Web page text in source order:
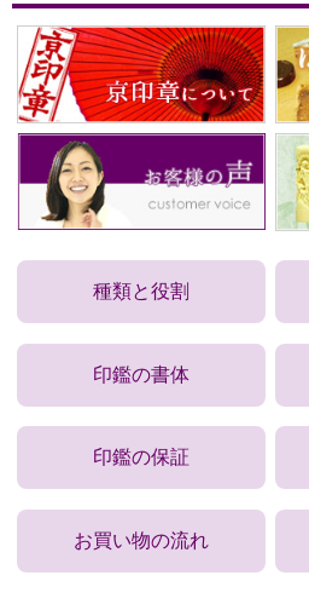
種類と役割
印鑑の書体
印鑑の保証
お買い物の流れ